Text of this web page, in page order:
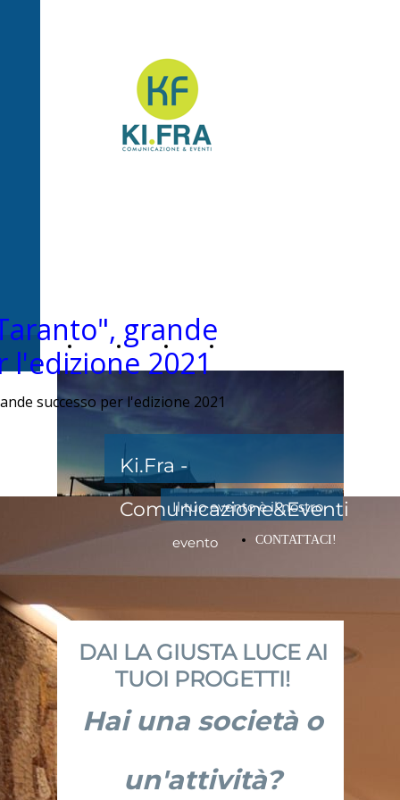
Home Chi
grande
l'edizione 2021
successo per l'edizione 2021
Ki.Fra -
Comunicazione&Eventi
Il tuo evento è il nostro
evento CONTATTACI!
DAI LA GIUSTA LUCE AI
TUOI PROGETTI!
Hai una società o
un'attività?